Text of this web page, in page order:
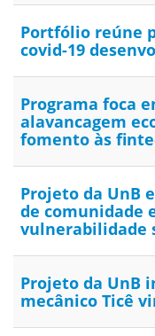
Portfólio reúne
covid-19
Programa foca
alavancagem
fomento às
Projeto da UnB
de comunidade
vulnerabilidade
Projeto da UnB
mecânico Ticê